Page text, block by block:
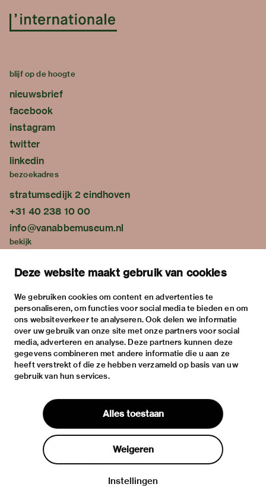
Deze website maakt gebruik van cookies
We gebruiken cookies om content en advertenties te
personaliseren, om functies voor social media te bieden en om
ons websiteverkeer te analyseren. Ook delen we informatie
over uw gebruik van onze site met onze partners voor social
media, adverteren en analyse. Deze partners kunnen deze
gegevens combineren met andere informatie die u aan ze
heeft verstrekt of die ze hebben verzameld op basis van uw
gebruik van hun services.
Alles toestaan
Weigeren
Instellingen
blijf op de hoogte
nieuwsbrief
facebook
instagram
twitter
linkedin
bezoekadres
stratumsedijk 2 eindhoven
+31 40 238 10 00
info@vanabbemuseum.nl
bekijk
activiteiten
praktische informatie
over
het museum
de collectie
fondsen & partners
huisregels
privacy & cookies
disclaimer & colofon
digitoegankelijkheid